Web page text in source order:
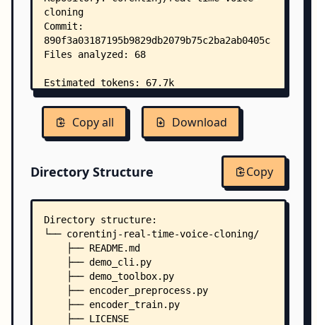
Copy all Download
Directory Structure Copy
Directory structure:
└── corentinj-real-time-voice-cloning/
    ├── README.md
    ├── demo_cli.py
    ├── demo_toolbox.py
    ├── encoder_preprocess.py
    ├── encoder_train.py
    ├── LICENSE